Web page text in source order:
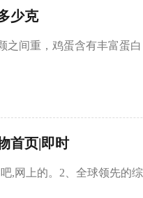
少克
之间重，鸡蛋含有丰富蛋白
首页|即时
,网上的。2、全球领先的综